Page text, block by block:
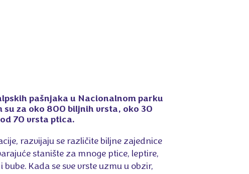
pašnjaka u Nacionalnom parku
su za oko 800 biljnih vrsta, oko 30
70 vrsta ptica.
razvijaju se različite biljne zajednice
stanište za mnoge ptice, leptire,
bube. Kada se sve vrste uzmu u obzir,